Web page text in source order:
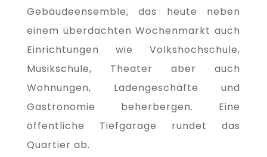
Gebäudeensemble, das heute neben
einem überdachten Wochenmarkt auch
Einrichtungen wie Volkshochschule,
Musikschule, Theater aber auch
Wohnungen, Ladengeschäfte und
Gastronomie beherbergen. Eine
öffentliche Tiefgarage rundet das
Quartier ab.